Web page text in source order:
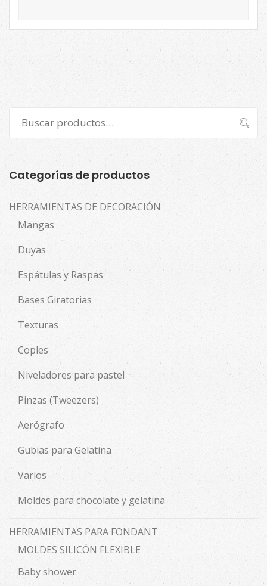
por:
Buscar
Categorías de productos
HERRAMIENTAS DE DECORACIÓN
Mangas
Duyas
Espátulas y Raspas
Bases Giratorias
Texturas
Coples
Niveladores para pastel
Pinzas (Tweezers)
Aerógrafo
Gubias para Gelatina
Varios
Moldes para chocolate y gelatina
HERRAMIENTAS PARA FONDANT
MOLDES SILICÓN FLEXIBLE
Baby shower